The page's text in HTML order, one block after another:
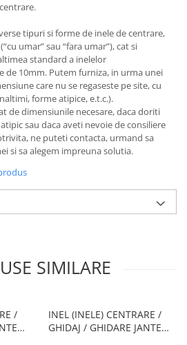
tipuri si forme de inele de centrare,
umar” sau “fara umar”), cat si
standard a inelelor
de 10mm. Putem furniza, in urma unei
care nu se regaseste pe site, cu
forme atipice, e.t.c.).
de dimensiunile necesare, daca doriti
sau daca aveti nevoie de consiliere
ne puteti contacta, urmand sa
si sa alegem impreuna solutia.
SIMILARE
/
INEL (INELE) CENTRARE /
GHIDAJ / GHIDARE JANTE